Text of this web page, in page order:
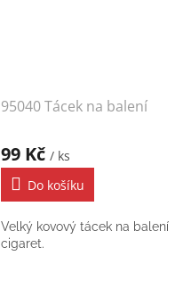
95040 Tácek na balení
99 Kč / ks
Do košíku
Velký kovový tácek na balení
cigaret.